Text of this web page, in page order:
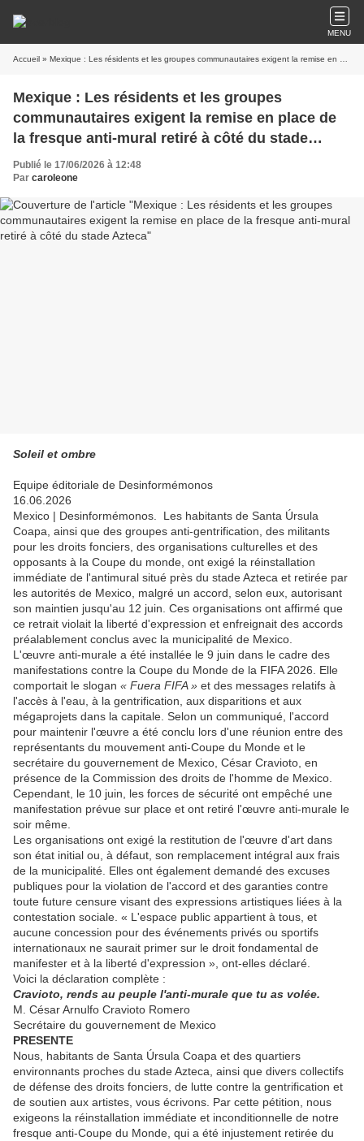
MENU
Accueil » Mexique : Les résidents et les groupes communautaires exigent la remise en place de la fresque anti-mural retiré à côté du stade Azteca
Mexique : Les résidents et les groupes
communautaires exigent la remise en place de
la fresque anti-mural retiré à côté du stade
Azteca
Publié le 17/06/2026 à 12:48
Par caroleone
Soleil et ombre
Equipe éditoriale de Desinformémonos
16.06.2026
Mexico | Desinformémonos. Les habitants de Santa Úrsula
Coapa, ainsi que des groupes anti-gentrification, des militants
pour les droits fonciers, des organisations culturelles et des
opposants à la Coupe du monde, ont exigé la réinstallation
immédiate de l'antimural situé près du stade Azteca et retirée par
les autorités de Mexico, malgré un accord, selon eux, autorisant
son maintien jusqu'au 12 juin. Ces organisations ont affirmé que
ce retrait violait la liberté d'expression et enfreignait des accords
préalablement conclus avec la municipalité de Mexico.
L'œuvre anti-murale a été installée le 9 juin dans le cadre des
manifestations contre la Coupe du Monde de la FIFA 2026. Elle
comportait le slogan « Fuera FIFA » et des messages relatifs à
l'accès à l'eau, à la gentrification, aux disparitions et aux
mégaprojets dans la capitale. Selon un communiqué, l'accord
pour maintenir l'œuvre a été conclu lors d'une réunion entre des
représentants du mouvement anti-Coupe du Monde et le
secrétaire du gouvernement de Mexico, César Cravioto, en
présence de la Commission des droits de l'homme de Mexico.
Cependant, le 10 juin, les forces de sécurité ont empêché une
manifestation prévue sur place et ont retiré l'œuvre anti-murale le
soir même.
Les organisations ont exigé la restitution de l'œuvre d'art dans
son état initial ou, à défaut, son remplacement intégral aux frais
de la municipalité. Elles ont également demandé des excuses
publiques pour la violation de l'accord et des garanties contre
toute future censure visant des expressions artistiques liées à la
contestation sociale. « L'espace public appartient à tous, et
aucune concession pour des événements privés ou sportifs
internationaux ne saurait primer sur le droit fondamental de
manifester et à la liberté d'expression », ont-elles déclaré.
Voici la déclaration complète :
Cravioto, rends au peuple l'anti-murale que tu as volée.
M. César Arnulfo Cravioto Romero
Secrétaire du gouvernement de Mexico
PRESENTE
Nous, habitants de Santa Úrsula Coapa et des quartiers
environnants proches du stade Azteca, ainsi que divers collectifs
de défense des droits fonciers, de lutte contre la gentrification et
de soutien aux artistes, vous écrivons. Par cette pétition, nous
exigeons la réinstallation immédiate et inconditionnelle de notre
fresque anti-Coupe du Monde, qui a été injustement retirée du